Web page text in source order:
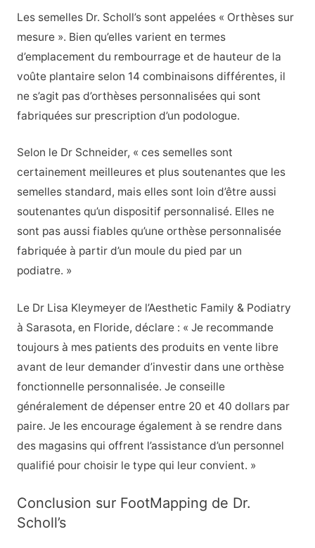
Les semelles Dr. Scholl’s sont appelées « Orthèses sur
mesure ». Bien qu’elles varient en termes
d’emplacement du rembourrage et de hauteur de la
voûte plantaire selon 14 combinaisons différentes, il
ne s’agit pas d’orthèses personnalisées qui sont
fabriquées sur prescription d’un podologue.
Selon le Dr Schneider, « ces semelles sont
certainement meilleures et plus soutenantes que les
semelles standard, mais elles sont loin d’être aussi
soutenantes qu’un dispositif personnalisé. Elles ne
sont pas aussi fiables qu’une orthèse personnalisée
fabriquée à partir d’un moule du pied par un
podiatre. »
Le Dr Lisa Kleymeyer de l’Aesthetic Family & Podiatry
à Sarasota, en Floride, déclare : « Je recommande
toujours à mes patients des produits en vente libre
avant de leur demander d’investir dans une orthèse
fonctionnelle personnalisée. Je conseille
généralement de dépenser entre 20 et 40 dollars par
paire. Je les encourage également à se rendre dans
des magasins qui offrent l’assistance d’un personnel
qualifié pour choisir le type qui leur convient. »
Conclusion sur FootMapping de Dr.
Scholl’s